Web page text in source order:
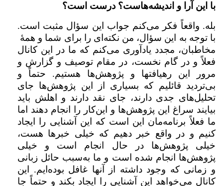
با این آرا و اندیشه‌هاست؟ درست است؟
بله. واقعاً فکر می‌کنم جواب این سؤال مثبت است.
با توجه به این سؤال، من نکته‌ای را برای شما و همۀ
مخاطبان، مجدد یادآوری می‌کنم که ما در این کانال
فعلاً و در گام نخست، در مقام توصیف و گزارش و
مرور این رهیافتها و پژوهش‌ها هستیم. حتماً و
بی‌تردید قائلیم که بسیاری از این پژوهش‌ها جای
تحلیل‌های جدی دارند، جای نقد دارند و اهلش باید
بیایند سراغ این پژوهش‌ها و این‌کار را انجام دهند اما
ما فعلاً برنامه‌مان این است که این آشنایی را ایجاد
کنیم و در واقع خبر دهیم که خیلی خبرها هست،
خیلی پژوهش‌ها در حال انجام است و خیلی
پژوهش‌ها انجام شده است و ما به‌سبب حائل زبانی
و زمانی که وجود داشته از آنها غافل بوده‌ایم. این
کانال می‌خواهد این آشنایی را ایجاد بکند و حتماً جا